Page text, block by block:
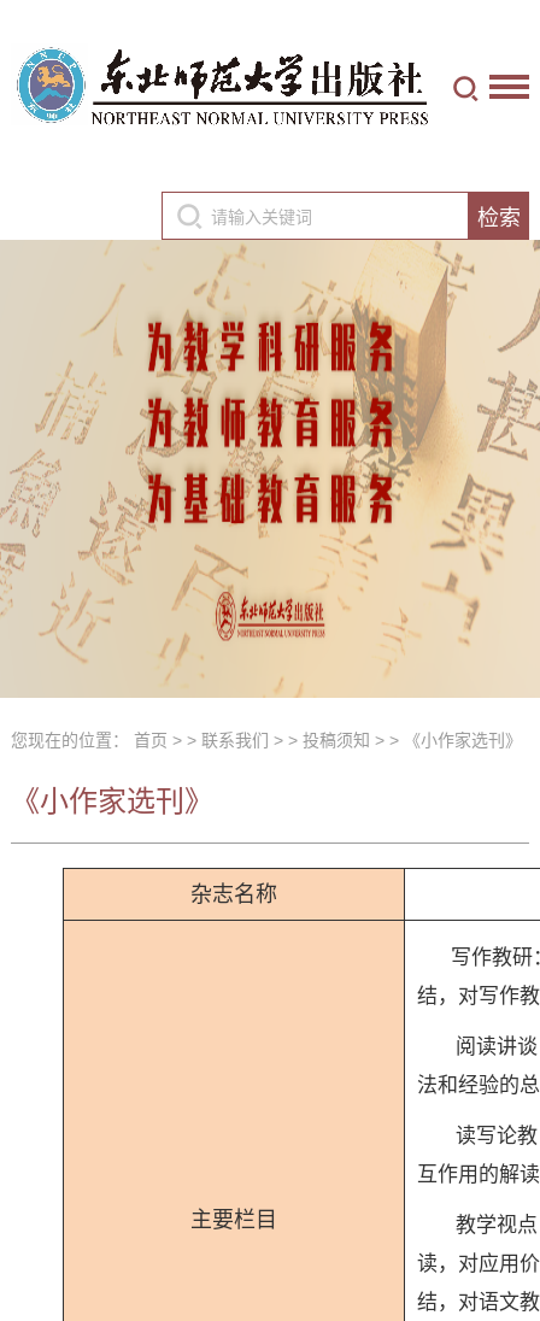
您现在的位置： 首页 > > 联系我们 > > 投稿须知 > > 《小作家选刊》
《小作家选刊》
杂志名称
主要栏目
写作教研
结，对写作
阅读讲
法和经验的
读写论
互作用的解
教学视
读，对应用
结，对语文